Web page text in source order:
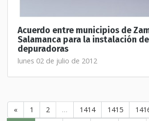
Acuerdo entre municipios de
Salamanca para la instalación
depuradoras
lunes 02 de julio de 2012
« 1 2 … 1414 1415